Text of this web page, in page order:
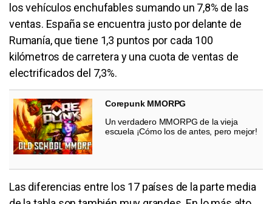
los vehículos enchufables sumando un 7,8% de las
ventas. España se encuentra justo por delante de
Rumanía, que tiene 1,3 puntos por cada 100
kilómetros de carretera y una cuota de ventas de
electrificados del 7,3%.
Corepunk MMORPG
Un verdadero MMORPG de la vieja
escuela ¡Cómo los de antes, pero mejor!
Las diferencias entre los 17 países de la parte media